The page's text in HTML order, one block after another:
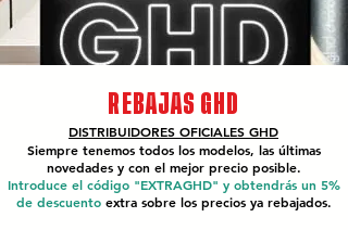
REBAJAS GHD
DISTRIBUIDORES OFICIALES GHD
Siempre tenemos todos los modelos, las últimas
novedades y con el mejor precio posible.
Introduce el código "EXTRAGHD" y obtendrás un 5%
de descuento extra sobre los precios ya rebajados.